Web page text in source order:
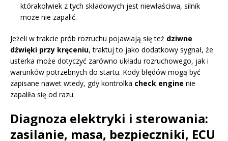
którakolwiek z tych składowych jest niewłaściwa, silnik
może nie zapalić.
Jeżeli w trakcie prób rozruchu pojawiają się też dziwne
dźwięki przy kręceniu, traktuj to jako dodatkowy sygnał, że
usterka może dotyczyć zarówno układu rozruchowego, jak i
warunków potrzebnych do startu. Kody błędów mogą być
zapisane nawet wtedy, gdy kontrolka check engine nie
zapaliła się od razu.
Diagnoza elektryki i sterowania:
zasilanie, masa, bezpieczniki, ECU